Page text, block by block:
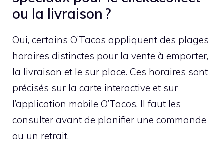
ou la livraison ?
Oui, certains O’Tacos appliquent des plages
horaires distinctes pour la vente à emporter,
la livraison et le sur place. Ces horaires sont
précisés sur la carte interactive et sur
l’application mobile O’Tacos. Il faut les
consulter avant de planifier une commande
ou un retrait.